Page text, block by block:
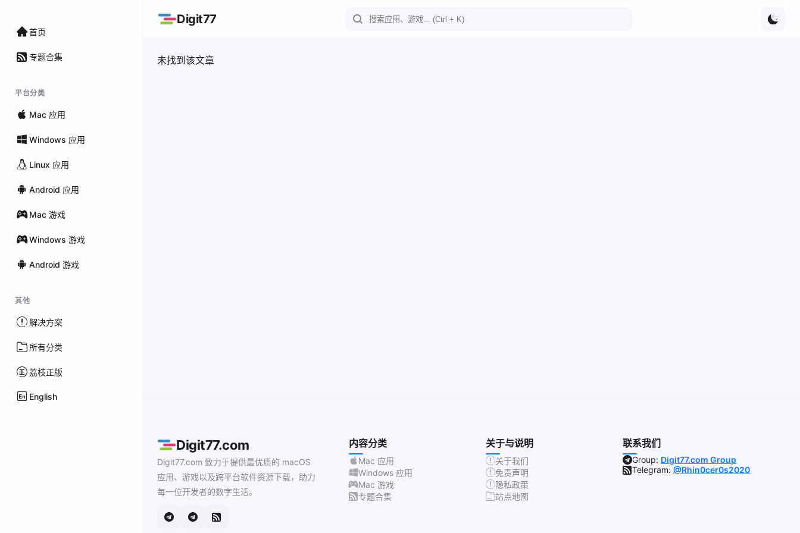
首页
专题合集
平台分类
Mac 应用
Windows 应用
Linux 应用
Android 应用
Mac 游戏
Windows 游戏
Android 游戏
其他
解决方案
所有分类
荔枝正版
English
Digit77
未找到该文章
Digit77.com
Digit77.com 致力于提供最优质的 macOS
应用、游戏以及跨平台软件资源下载，助力
每一位开发者的数字生活。
内容分类
Mac 应用
Windows 应用
Mac 游戏
专题合集
关于与说明
关于我们
免责声明
隐私政策
站点地图
联系我们
Group: Digit77.com Group
Telegram:@Rhin0cer0s2020